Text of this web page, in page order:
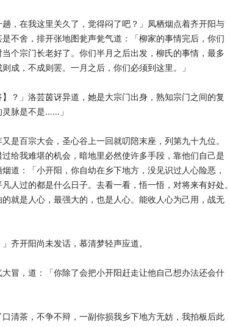
在我这里关久了，觉得闷了吧？」凤栖烟点着齐开阳与
不舍，排开张地图瓮声瓮气道：「柳家的事情完后，你们
个宗门长老好了。你们半月之后出发，柳氏的事情，最多
成，不成则罢。一月之后，你们必须到这里。」
」洛芸茵讶异道，她是大宗门出身，熟知宗门之间的复
脉是不是……」
百宗大会，圣心谷上一回就叨陪末座，列第九十九位。
给我难堪的机会，暗地里必然使许多手段，靠他们自己是
道：「小开阳，你自幼在乡下地方，没见识过人心险恶，
人过的都是什么日子。去看一看，悟一悟，对将来有好处。
就是人心，最强大的，也是人心。能收人心为己用，战无
开阳尚未发话，慕清梦轻声应道。
，道：「你除了会把小开阳赶走让他自己想办法还会什
茶，不争不辩，一副你损我乡下地方无妨，我拍板后此